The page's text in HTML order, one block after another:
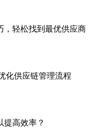
，轻松找到最优供应商
化供应链管理流程
提高效率？